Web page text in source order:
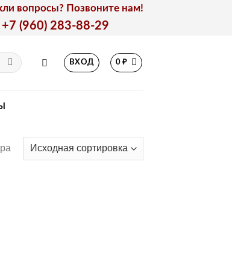
вопросы? Позвоните нам!
+7 (960) 283-88-29
ВХОД 0₽